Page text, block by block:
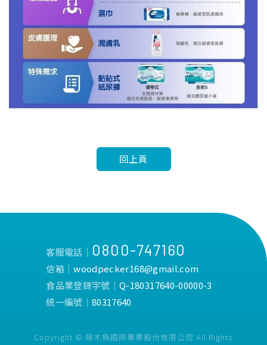
回上頁
客服電話│ 0800-747160
信箱│woodpecker168@gmail.com
食品業登錄字號│Q-180317640-00000-3
統一編號│80317640
Copyright © 啄木鳥國際事業股份有限公司 All Rights